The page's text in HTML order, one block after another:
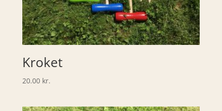
Kroket
20.00 kr.